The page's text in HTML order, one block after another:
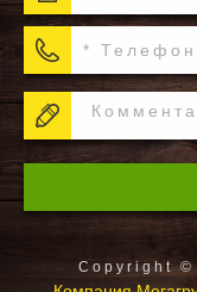
Copyright ©